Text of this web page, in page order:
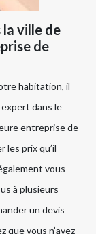
ville de
de
habitation, il
dans le
entreprise de
les prix qu’il
vous
à plusieurs
un devis
que vous n’avez